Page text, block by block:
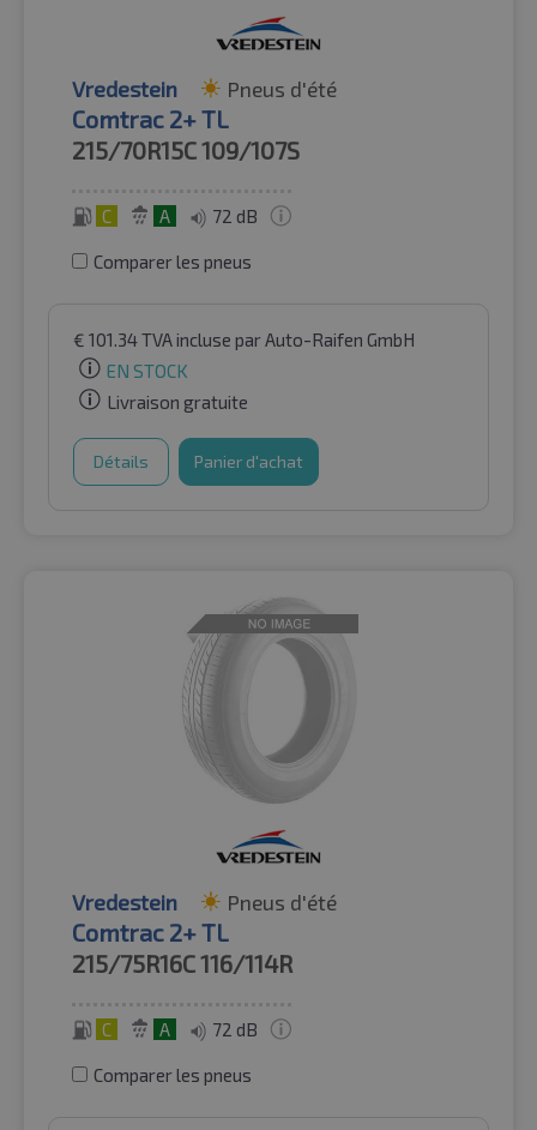
Vredestein Pneus d'été
Comtrac 2+ TL
215/70R15C109/107S
C A 72 dB
Comparer les pneus
€ 101.34TVA incluse par Auto-Raifen GmbH
EN STOCK
Livraison gratuite
Détails Panier d'achat
Vredestein Pneus d'été
Comtrac 2+ TL
215/75R16C116/114R
C A 72 dB
Comparer les pneus